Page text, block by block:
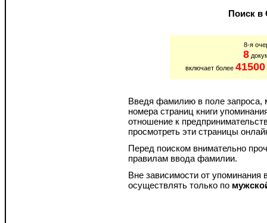
Поиск в
8-я
8
включает более 41500
Введя фамилию в поле запроса,
номера страниц книги
отношение к
просмотреть эти страницы
Перед поиском внимательно
правилам ввода фамилии.
Вне зависимости от упоминания
осуществлять только по